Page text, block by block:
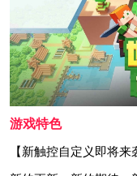
游戏特色
【新触控自定义即将来